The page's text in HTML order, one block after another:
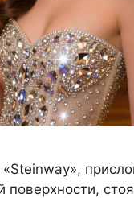
поверхности,